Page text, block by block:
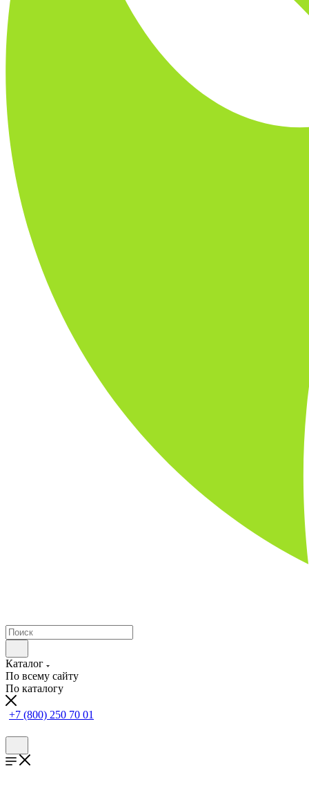
Каталог
По всему сайту
По каталогу
+7 (800) 250 70 01